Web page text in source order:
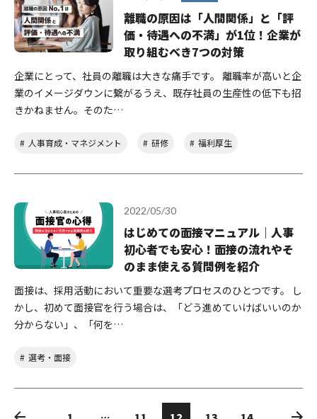
離職の原因は「人間関係」と「評
価・待遇への不満」が1位！企業が
取り組むべき7つの対策
企業にとって、社員の離職は大きな痛手です。 離職率が高いと企
業のイメージダウンに繋がるうえ、既存社員の生産性の低下も招
きかねません。そのた…
人事育成・マネジメント 研修 福利厚生
2022/05/30
はじめての面接マニュアル｜人事
初心者でも安心！面接の流れやそ
のまま使える質問例を紹介
面接は、採用活動において重要な選考プロセスのひとつです。 し
かし、初めて面接官を行う場合は、「どう進めていけばいいのか
分からない」、「何を…
選考・面接